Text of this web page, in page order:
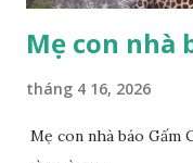
Mẹ con nhà
tháng 4 16, 2026
Mẹ con nhà báo Gấm